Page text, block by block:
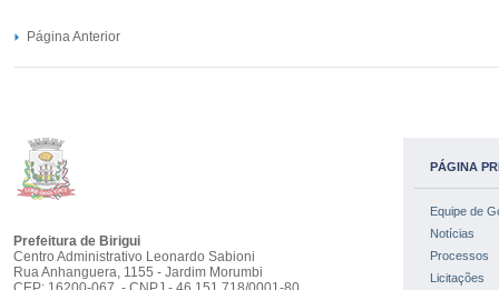
Página Anterior
Prefeitura de Birigui
Centro Administrativo Leonardo Sabioni
Rua Anhanguera, 1155 - Jardim Morumbi
PÁGINA
Equipe de
Notícias
Processos
Licitações